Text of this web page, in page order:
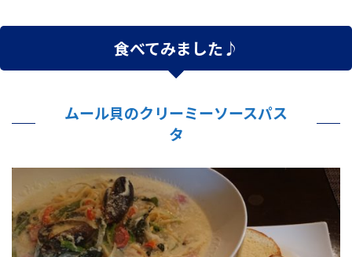
食べてみました♪
ムール貝のクリーミーソースパス
タ